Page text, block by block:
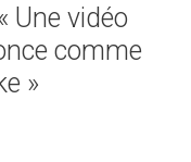
Une vidéo
comme
»